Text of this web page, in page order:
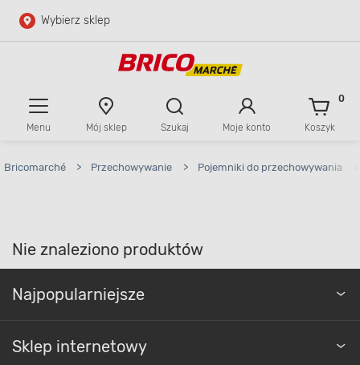
Przejdź do głównej zawartości
Wybierz sklep
Menu Mój sklep Szukaj Moje konto Koszyk
0
Bricomarché > Przechowywanie > Pojemniki do przechowywania
Nie znaleziono produktów
Najpopularniejsze
Sklep internetowy